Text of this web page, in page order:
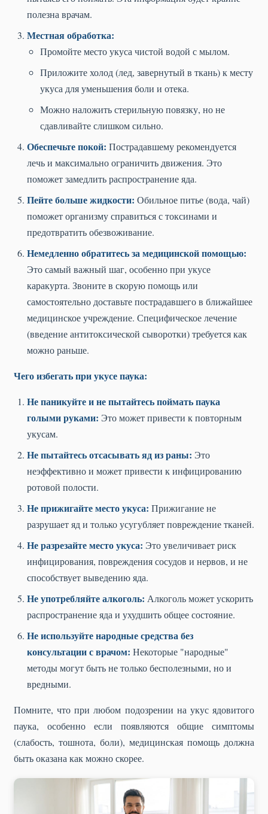
полезна врачам.
Местная обработка:
Промойте место укуса чистой водой с мылом.
Приложите холод (лед, завернутый в ткань) к месту
укуса для уменьшения боли и отека.
Можно наложить стерильную повязку, но не
сдавливайте слишком сильно.
Обеспечьте покой: Пострадавшему рекомендуется
лечь и максимально ограничить движения. Это
поможет замедлить распространение яда.
Пейте больше жидкости: Обильное питье (вода, чай)
поможет организму справиться с токсинами и
предотвратить обезвоживание.
Немедленно обратитесь за медицинской помощью:
Это самый важный шаг, особенно при укусе
каракурта. Звоните в скорую помощь или
самостоятельно доставьте пострадавшего в ближайшее
медицинское учреждение. Специфическое лечение
(введение антитоксической сыворотки) требуется как
можно раньше.
Чего избегать при укусе паука:
Не паникуйте и не пытайтесь поймать паука
голыми руками: Это может привести к повторным
укусам.
Не пытайтесь отсасывать яд из раны: Это
неэффективно и может привести к инфицированию
ротовой полости.
Не прижигайте место укуса: Прижигание не
разрушает яд и только усугубляет повреждение тканей.
Не разрезайте место укуса: Это увеличивает риск
инфицирования, повреждения сосудов и нервов, и не
способствует выведению яда.
Не употребляйте алкоголь: Алкоголь может ускорить
распространение яда и ухудшить общее состояние.
Не используйте народные средства без
консультации с врачом: Некоторые "народные"
методы могут быть не только бесполезными, но и
вредными.
Помните, что при любом подозрении на укус ядовитого
паука, особенно если появляются общие симптомы
(слабость, тошнота, боли), медицинская помощь должна
быть оказана как можно скорее.